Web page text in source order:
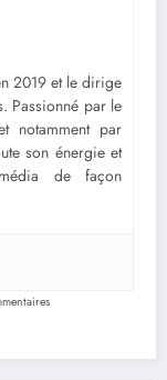
2019 et le dirige
Passionné par le
notamment par
son énergie et
de façon